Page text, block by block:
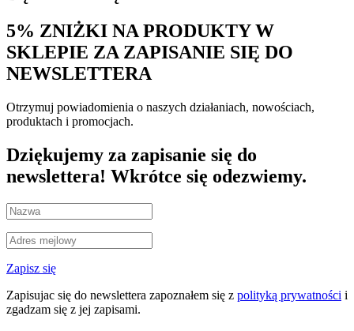
5% ZNIŻKI NA PRODUKTY W
SKLEPIE ZA ZAPISANIE SIĘ DO
NEWSLETTERA
Otrzymuj powiadomienia o naszych działaniach, nowościach,
produktach i promocjach.
Dziękujemy za zapisanie się do
newslettera! Wkrótce się odezwiemy.
Zapisz się
Zapisujac się do newslettera zapoznałem się z polityką prywatności i
zgadzam się z jej zapisami.